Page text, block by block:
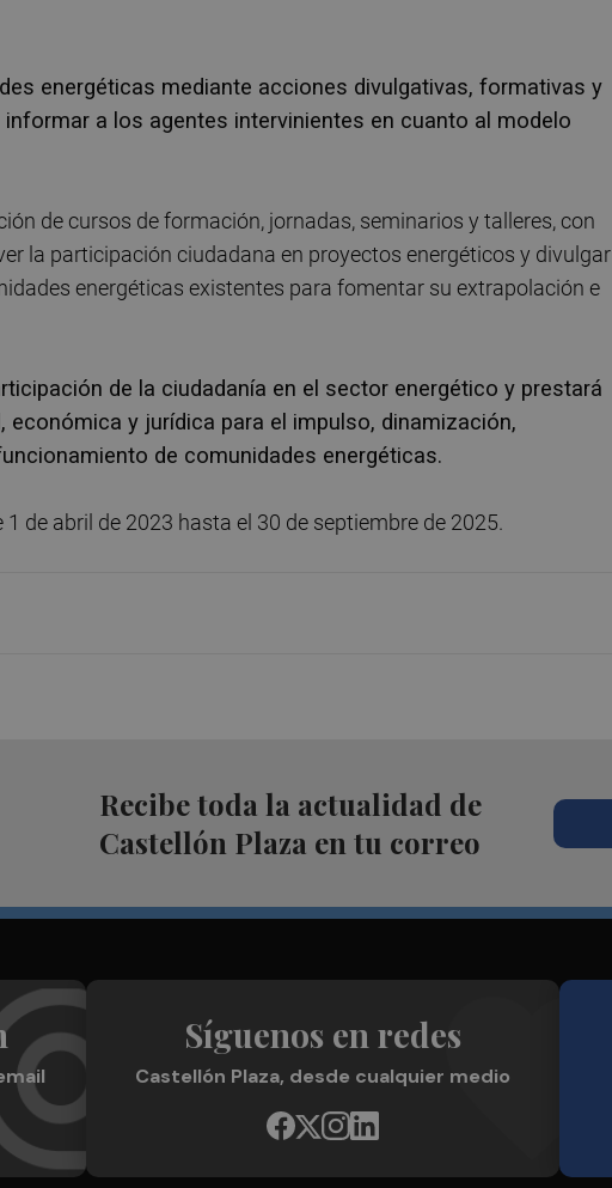
energéticas mediante acciones divulgativas, formativas y
a los agentes intervinientes en cuanto al modelo
de cursos de formación, jornadas, seminarios y talleres, con
la participación ciudadana en proyectos energéticos y divulgar
energéticas existentes para fomentar su extrapolación e
de la ciudadanía en el sector energético y prestará
y jurídica para el impulso, dinamización,
de comunidades energéticas.
de abril de 2023 hasta el 30 de septiembre de 2025.
Recibe toda la actualidad de
Castellón Plaza en tu correo
Síguenos en redes
Castellón Plaza, desde cualquier medio